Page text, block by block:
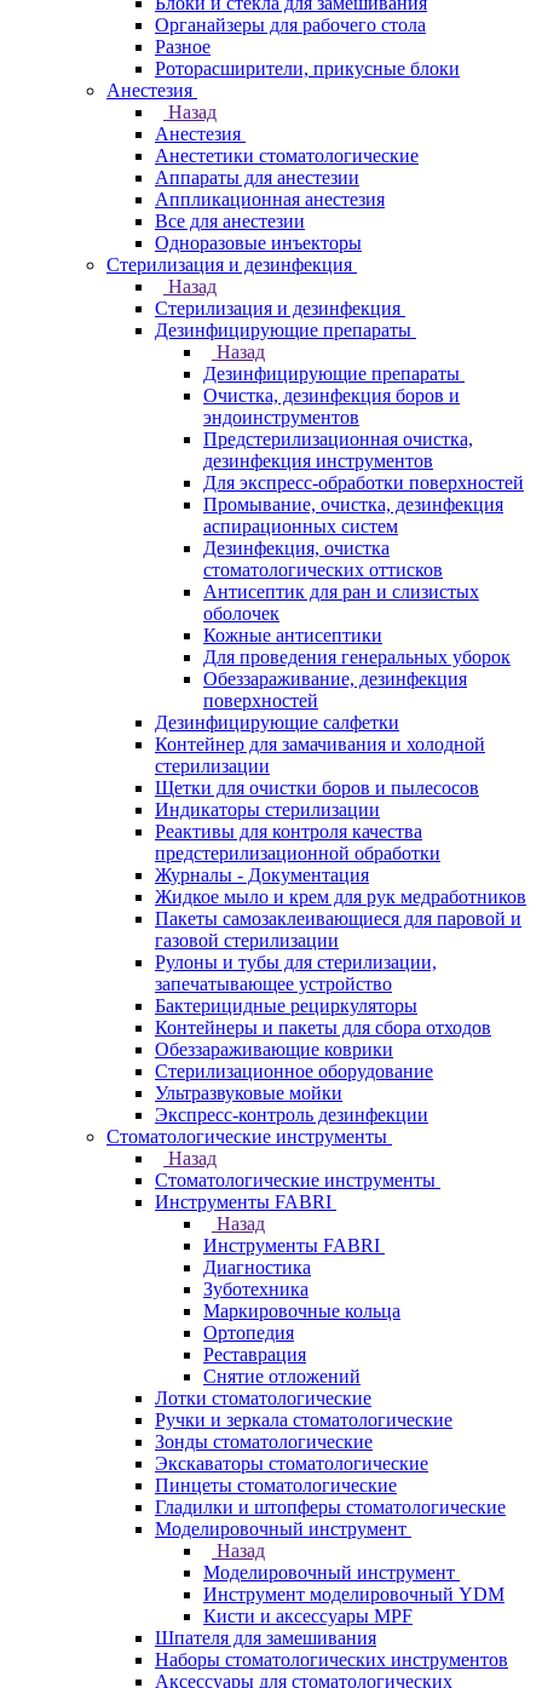
Органайзеры для рабочего стола
Разное
Роторасширители, прикусные блоки
Анестезия
Назад
Анестезия
Анестетики стоматологические
Аппараты для анестезии
Аппликационная анестезия
Все для анестезии
Одноразовые инъекторы
Стерилизация и дезинфекция
Назад
Стерилизация и дезинфекция
Дезинфицирующие препараты
Назад
Дезинфицирующие препараты
Очистка, дезинфекция боров и
эндоинструментов
Предстерилизационная очистка,
дезинфекция инструментов
Для экспресс-обработки поверхностей
Промывание, очистка, дезинфекция
аспирационных систем
Дезинфекция, очистка
стоматологических оттисков
Антисептик для ран и слизистых
оболочек
Кожные антисептики
Для проведения генеральных уборок
Обеззараживание, дезинфекция
поверхностей
Дезинфицирующие салфетки
Контейнер для замачивания и холодной
стерилизации
Щетки для очистки боров и пылесосов
Индикаторы стерилизации
Реактивы для контроля качества
предстерилизационной обработки
Журналы - Документация
Жидкое мыло и крем для рук медработников
Пакеты самозаклеивающиеся для паровой и
газовой стерилизации
Рулоны и тубы для стерилизации,
запечатывающее устройство
Бактерицидные рециркуляторы
Контейнеры и пакеты для сбора отходов
Обеззараживающие коврики
Стерилизационное оборудование
Ультразвуковые мойки
Экспресс-контроль дезинфекции
Стоматологические инструменты
Назад
Стоматологические инструменты
Инструменты FABRI
Назад
Инструменты FABRI
Диагностика
Зуботехника
Маркировочные кольца
Ортопедия
Реставрация
Снятие отложений
Лотки стоматологические
Ручки и зеркала стоматологические
Зонды стоматологические
Экскаваторы стоматологические
Пинцеты стоматологические
Гладилки и штопферы стоматологические
Моделировочный инструмент
Назад
Моделировочный инструмент
Инструмент моделировочный YDM
Кисти и аксессуары MPF
Шпателя для замешивания
Наборы стоматологических инструментов
Аксессуары для стоматологических